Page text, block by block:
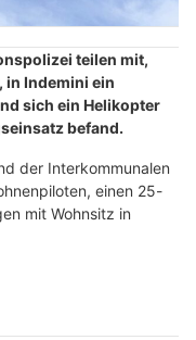
teilen mit,
in Indemini ein
sich ein Helikopter
befand.
der Interkommunalen
einen 25-
mit Wohnsitz in